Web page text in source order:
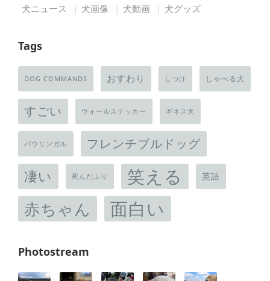
犬ニュース 犬画像 犬動画 犬グッズ
Tags
DOG COMMANDS おすわり しつけ しゃべる犬
すごい ウォールステッカー ギネス犬
バウリンガル フレンチブルドッグ
凄い 死んだふり 笑える 英語
赤ちゃん 面白い
Photostream